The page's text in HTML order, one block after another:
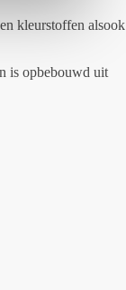
kleurstoffen alsook
is opbebouwd uit